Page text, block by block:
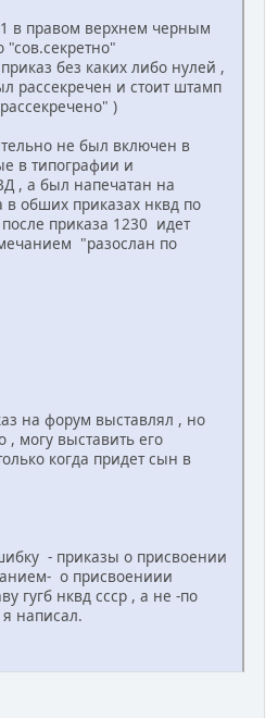
в правом верхнем черным
"сов.секретно"
без каких либо нулей ,
рассекречен и стоит штамп
)
не был включен в
в типографии и
, а был напечатан на
обших приказах нквд по
приказа 1230 идет
"разослан по
на форум выставлял , но
, могу выставить его
когда придет сын в
- приказы о присвоении
о присвоениии
гугб нквд ссср , а не -по
написал.